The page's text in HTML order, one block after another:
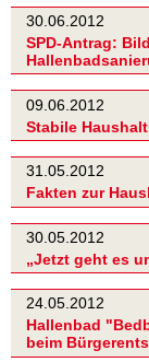
30.06.2012
SPD-Antrag:
09.06.2012
Stabile
31.05.2012
Fakten zur
30.05.2012
„Jetzt geht es
24.05.2012
Hallenbad
beim